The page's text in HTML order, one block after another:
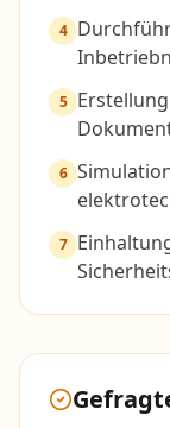
4
5
6
7